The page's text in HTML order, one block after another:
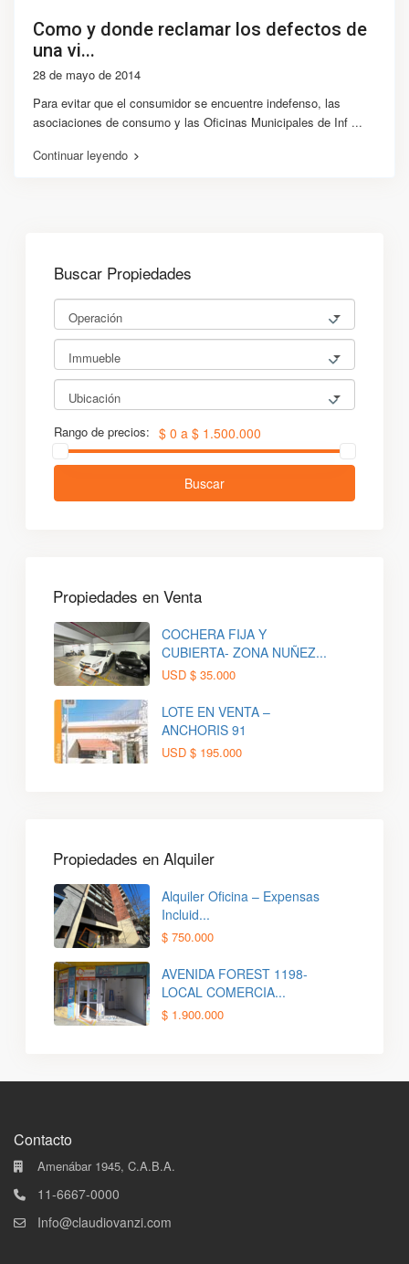
Como y donde reclamar los defectos de
una vi...
28 de mayo de 2014
Para evitar que el consumidor se encuentre indefenso, las
asociaciones de consumo y las Oficinas Municipales de Inf ...
Continuar leyendo
Buscar Propiedades
Operación
Immueble
Ubicación
Rango de precios: $ 0 a $ 1.500.000
Buscar
Propiedades en Venta
COCHERA FIJA Y
CUBIERTA- ZONA NUÑEZ...
USD $ 35.000
LOTE EN VENTA –
ANCHORIS 91
USD $ 195.000
Propiedades en Alquiler
Alquiler Oficina – Expensas
Incluid...
$ 750.000
AVENIDA FOREST 1198-
LOCAL COMERCIA...
$ 1.900.000
Contacto
Amenábar 1945, C.A.B.A.
11-6667-0000
Info@claudiovanzi.com